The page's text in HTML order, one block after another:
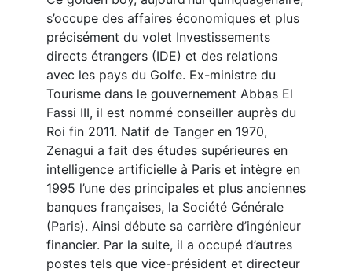
s’occupe des affaires économiques et plus
précisément du volet Investissements
directs étrangers (IDE) et des relations
avec les pays du Golfe. Ex-ministre du
Tourisme dans le gouvernement Abbas El
Fassi III, il est nommé conseiller auprès du
Roi fin 2011. Natif de Tanger en 1970,
Zenagui a fait des études supérieures en
intelligence artificielle à Paris et intègre en
1995 l’une des principales et plus anciennes
banques françaises, la Société Générale
(Paris). Ainsi débute sa carrière d’ingénieur
financier. Par la suite, il a occupé d’autres
postes tels que vice-président et directeur